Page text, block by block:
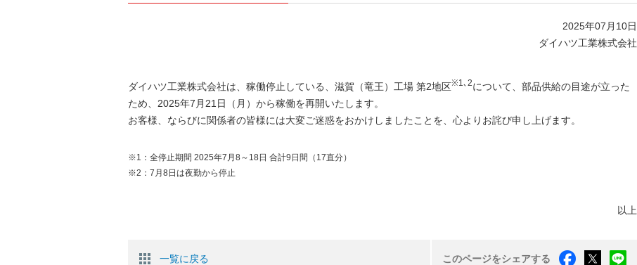
2025年07月10日
ダイハツ工業株式会社
ダイハツ工業株式会社は、稼働停止している、滋賀（竜王）工場 第2地区※1､2について、部品供給の目途が立った
ため、2025年7月21日（月）から稼働を再開いたします。
お客様、ならびに関係者の皆様には大変ご迷惑をおかけしましたことを、心よりお詫び申し上げます。
※1：全停止期間 2025年7月8～18日 合計9日間（17直分）
※2：7月8日は夜勤から停止
以上
一覧に戻る このページをシェアする